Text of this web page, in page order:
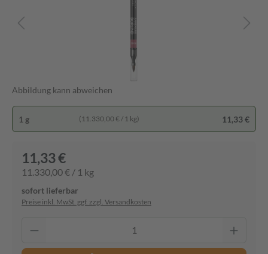
Abbildung kann abweichen
1 g (11.330,00 € / 1 kg) 11,33 €
11,33 €
11.330,00 € / 1 kg
sofort lieferbar
Preise inkl. MwSt. ggf. zzgl. Versandkosten